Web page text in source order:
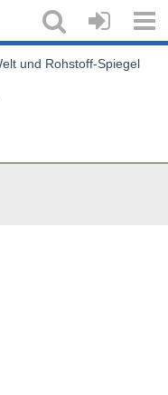
und Rohstoff-Spiegel